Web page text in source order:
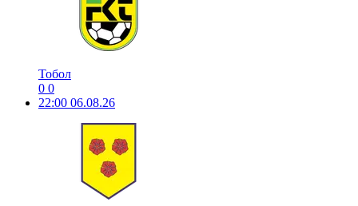
Тобол
0 0
22:00 06.08.26